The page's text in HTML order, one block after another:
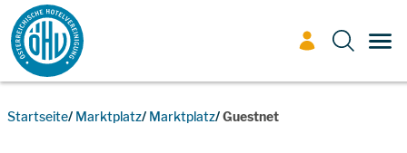
Zum Inhalt
Startseite Marktplatz Marktplatz Guestnet